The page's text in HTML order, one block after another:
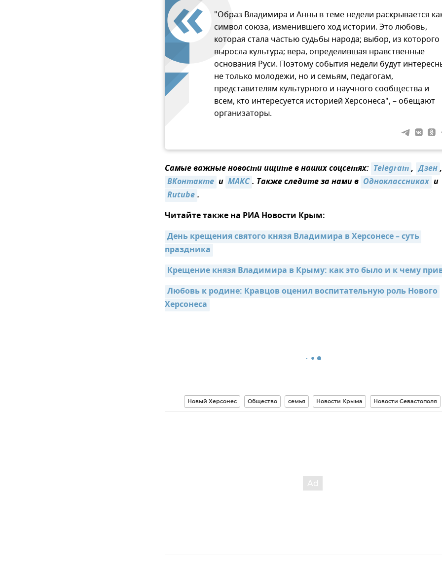
"Образ Владимира и Анны в теме недели раскрывается
символ союза, изменившего ход истории. Это любовь,
которая стала частью судьбы народа; выбор, из которого
выросла культура; вера, определившая нравственные
основания Руси. Поэтому события недели будут
не только молодежи, но и семьям, педагогам,
представителям культурного и научного сообщества и
всем, кто интересуется историей Херсонеса", – обещают
организаторы.
Самые важные новости ищите в наших соцсетях: Telegram, Дзен,
ВКонтакте и MAКС. Также следите за нами в Одноклассниках и
Rutube.
Читайте также на РИА Новости Крым:
День крещения святого князя Владимира в Херсонесе – суть
праздника
Крещение князя Владимира в Крыму: как это было и к чему
Любовь к родине: Кравцов оценил воспитательную роль Нового
Херсонеса
Новый Херсонес Общество семья Новости Крыма Новости Севастополя